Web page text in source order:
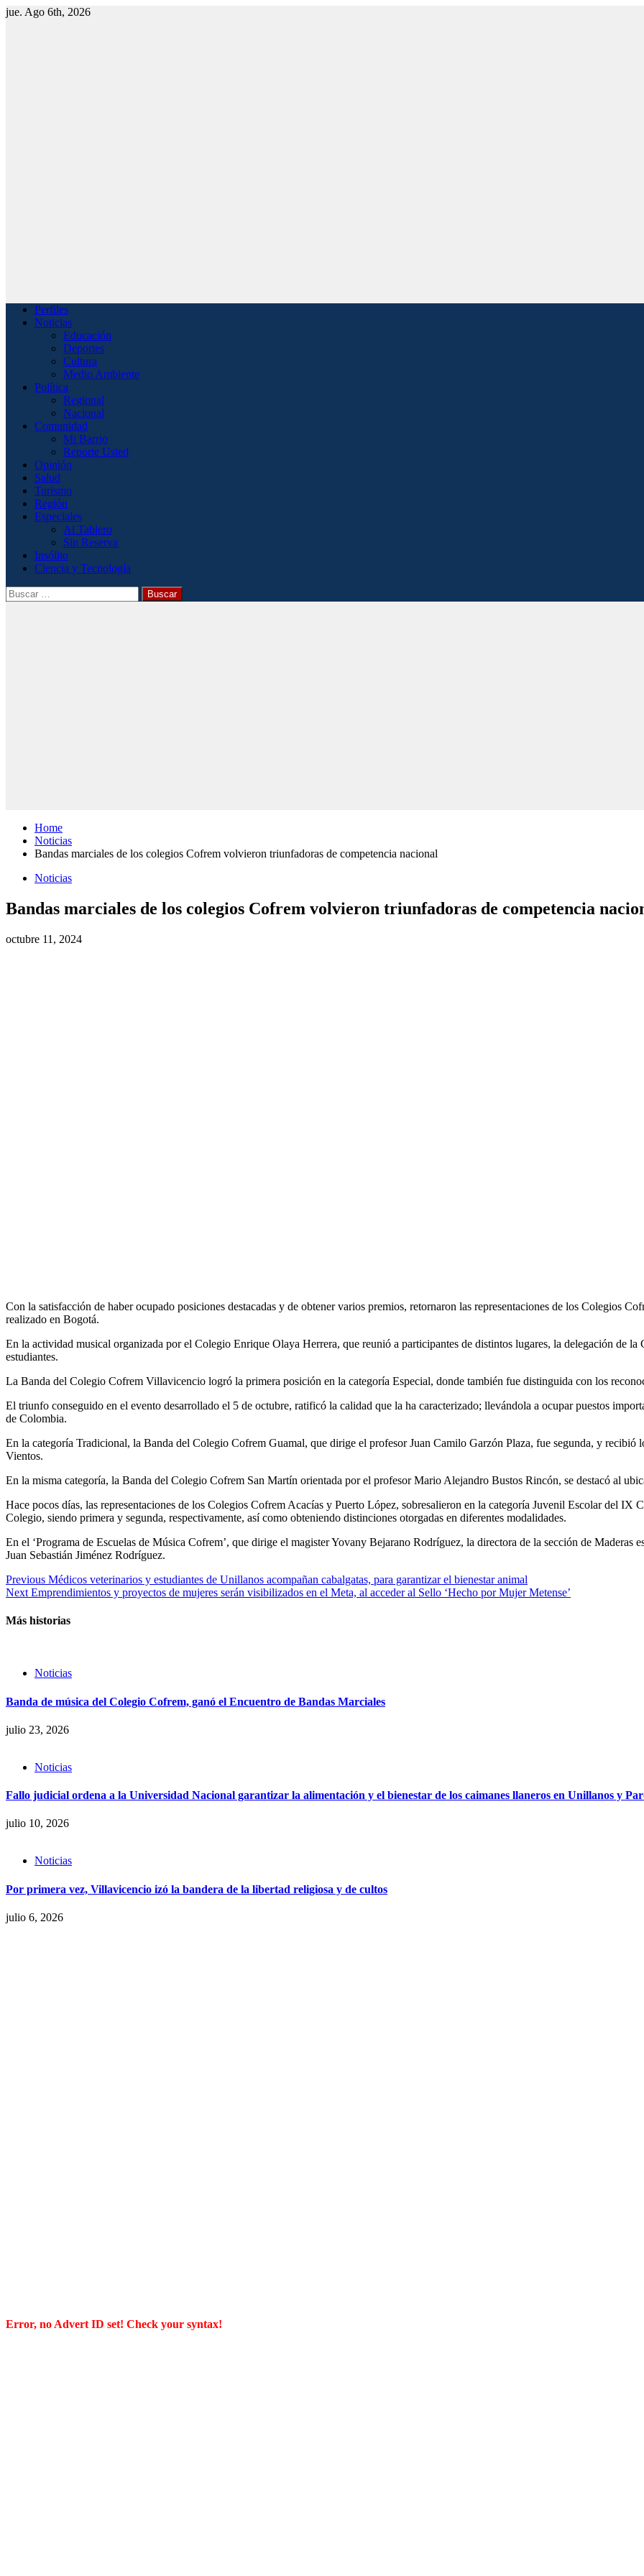
jue. Ago 6th, 2026
Perfiles
Noticias
Educación
Deportes
Cultura
Medio Ambiente
Política
Regional
Nacional
Comunidad
Mi Barrio
Reporte Usted
Opinión
Salud
Turismo
Región
Especiales
Al Tablero
Sin Reserva
Insólito
Ciencia y Tecnología
Home
Noticias
Bandas marciales de los colegios Cofrem volvieron triunfadoras de competencia nacional
Noticias
Bandas marciales de los colegios Cofrem volvieron triunfadoras de competencia
octubre 11, 2024
Con la satisfacción de haber ocupado posiciones destacadas y de obtener varios premios, retornaron las representaciones de los Colegios
realizado en Bogotá.
En la actividad musical organizada por el Colegio Enrique Olaya Herrera, que reunió a participantes de distintos lugares, la delegación de
estudiantes.
La Banda del Colegio Cofrem Villavicencio logró la primera posición en la categoría Especial, donde también fue distinguida con los
El triunfo conseguido en el evento desarrollado el 5 de octubre, ratificó la calidad que la ha caracterizado; llevándola a ocupar puestos
de Colombia.
En la categoría Tradicional, la Banda del Colegio Cofrem Guamal, que dirige el profesor Juan Camilo Garzón Plaza, fue segunda, y
Vientos.
En la misma categoría, la Banda del Colegio Cofrem San Martín orientada por el profesor Mario Alejandro Bustos Rincón, se destacó al
Hace pocos días, las representaciones de los Colegios Cofrem Acacías y Puerto López, sobresalieron en la categoría Juvenil Escolar del IX
Colegio, siendo primera y segunda, respectivamente, así como obteniendo distinciones otorgadas en diferentes modalidades.
En el ‘Programa de Escuelas de Música Cofrem’, que dirige el magister Yovany Bejarano Rodríguez, la directora de la sección de
Juan Sebastián Jiménez Rodríguez.
Previous Médicos veterinarios y estudiantes de Unillanos acompañan cabalgatas, para garantizar el bienestar animal
Next Emprendimientos y proyectos de mujeres serán visibilizados en el Meta, al acceder al Sello ‘Hecho por Mujer Metense’
Más historias
Noticias
Banda de música del Colegio Cofrem, ganó el Encuentro de Bandas Marciales
julio 23, 2026
Noticias
Fallo judicial ordena a la Universidad Nacional garantizar la alimentación y el bienestar de los caimanes llaneros en Unillanos y
julio 10, 2026
Noticias
Por primera vez, Villavicencio izó la bandera de la libertad religiosa y de cultos
julio 6, 2026
Error, no Advert ID set! Check your syntax!